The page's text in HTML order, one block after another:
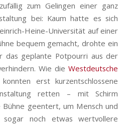
zum Gelingen einer ganz
bei: Kaum hatte es sich
Heine-Universität auf einer
bequem gemacht, drohte ein
das geplante Potpourri aus der
Wie dieWestdeutsche
erst kurzentschlossene
retten – mit Schirm
geentert, um Mensch und
noch etwas wertvollere